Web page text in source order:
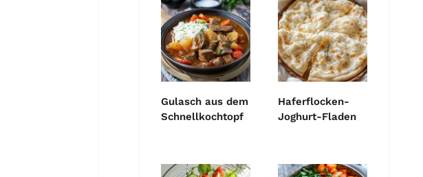
Gulasch aus dem
Schnellkochtopf
Haferflocken-
Joghurt-Fladen